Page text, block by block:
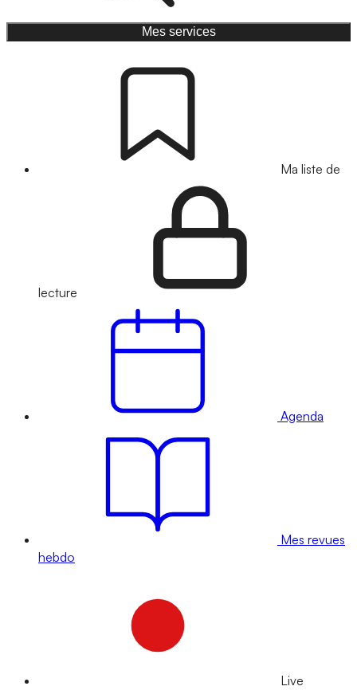
Mes services
Ma liste de
lecture
Agenda
Mes revues
hebdo
Live